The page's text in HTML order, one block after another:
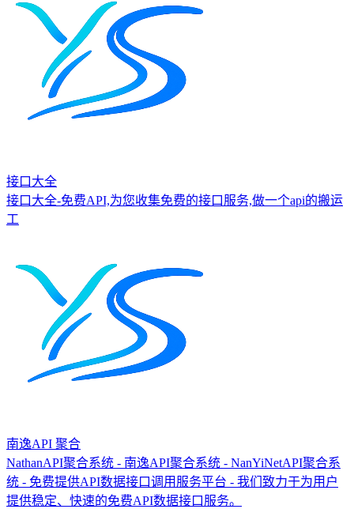
接口大全
接口大全-免费API,为您收集免费的接口服务,做一个api的搬运
工
南逸API 聚合
NathanAPI聚合系统 - 南逸API聚合系统 - NanYiNetAPI聚合系
统 - 免费提供API数据接口调用服务平台 - 我们致力于为用户
提供稳定、快速的免费API数据接口服务。